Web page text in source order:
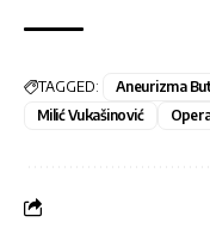
TAGGED: Aneurizma
Milić Vukašinović